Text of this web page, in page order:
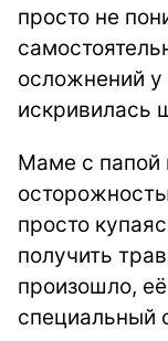
просто не
осложнений у
искривилась
Маме с
просто
получить
произошло,
специальный